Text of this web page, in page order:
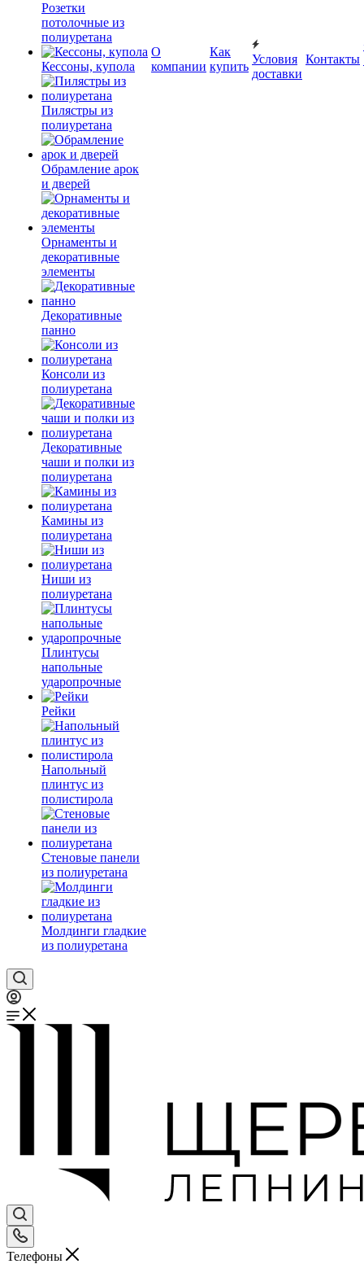
Розетки
потолочные из
полиуретана
Кессоны, купола
Пилястры из
полиуретана
Обрамление арок
и дверей
Орнаменты и
декоративные
элементы
Декоративные
панно
Консоли из
полиуретана
Декоративные
чаши и полки из
полиуретана
Камины из
полиуретана
Ниши из
полиуретана
Плинтусы
напольные
ударопрочные
Рейки
Напольный
плинтус из
полистирола
Стеновые панели
из полиуретана
Молдинги гладкие
из полиуретана
О
компании
Как
купить
Условия
доставки
Контакты
Телефоны